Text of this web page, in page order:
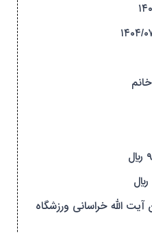
۰۷/۰۴
خانم
آیت الله خراسانی ورزشگاه